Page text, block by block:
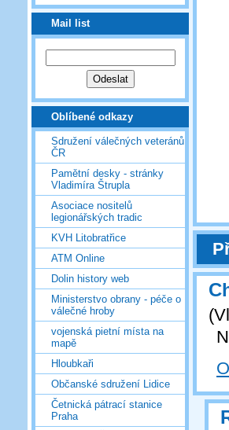
Mail list
Oblíbené odkazy
Sdružení válečných veteránů
ČR
Pamětní desky - stránky
Vladimíra Štrupla
Asociace nositelů
legionářských tradic
KVH Litobratřice
ATM Online
Dolin history web
Ministerstvo obrany - péče o
válečné hroby
vojenská pietní místa na
mapě
Hloubkaři
Občanské sdružení Lidice
Četnická pátrací stanice
Praha
(